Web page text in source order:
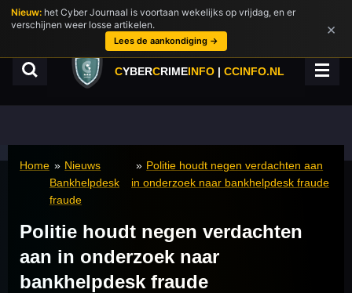
Ga
direct
hoofdinhoud
CYBERCRIMEINFO | CCINFO.NL
Home » Nieuws
Bankhelpdesk
fraude
» Politie houdt negen verdachten aan
in onderzoek naar bankhelpdesk fraude
Politie houdt negen verdachten
aan in onderzoek naar
bankhelpdesk fraude
Nieuw: het Cyber Journaal is voortaan wekelijks op vrijdag, en er
verschijnen weer losse artikelen.
Lees de aankondiging →
×